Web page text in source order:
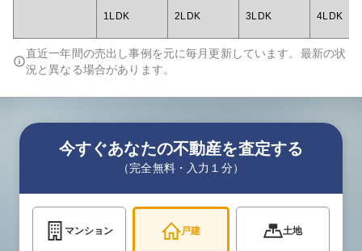
1LDK 2LDK 3LDK 4LDK
直近一年間の売出し事例を元に毎月更新しています。最新の状
況と異なる場合があります。
今すぐあなたの不動産を査定する
（完全無料・入力１分）
マンション 戸建 土地